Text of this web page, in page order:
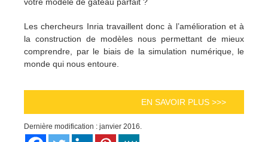
Les chercheurs Inria travaillent donc à l’amélioration et à
la construction de modèles nous permettant de mieux
comprendre, par le biais de la simulation numérique, le
monde qui nous entoure.
EN SAVOIR PLUS >>>
Dernière modification : janvier 2016.